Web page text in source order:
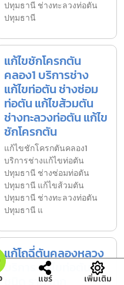
ปทุมธานี ช่างทะลวงท่อตัน
ปทุมธานี
แก้ไขชักโครกตัน
คลอง1 บริการช่าง
แก้ไขท่อตัน ช่างซ่อม
ท่อตัน แก้ไขส้วมตัน
ช่างทะลวงท่อตัน แก้ไข
ชักโครกตัน
แก้ไขชักโครกตันคลอง1
บริการช่างแก้ไขท่อตัน
ปทุมธานี ช่างซ่อมท่อตัน
ปทุมธานี แก้ไขส้วมตัน
ปทุมธานี ช่างทะลวงท่อตัน
ปทุมธานี แ
แก้โถฉี่ตันคลองหลวง
บริการ แก้ไขท่อตันทุก
ชนิด ราคาถูก
แชร์ เพิ่มเติม